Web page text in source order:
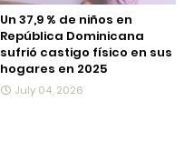
Un 37,9 % de niños en
República Dominicana
sufrió castigo físico en sus
hogares en 2025
July 04, 2026